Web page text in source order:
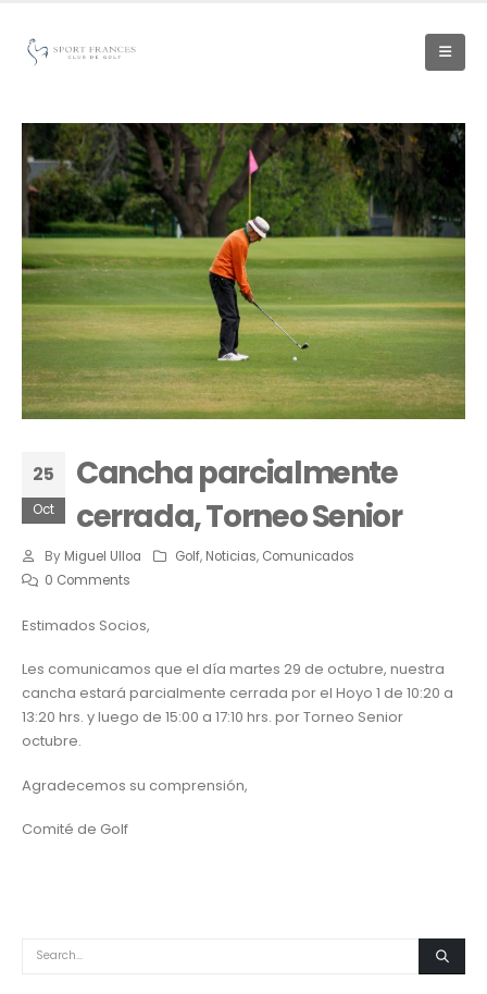
25
Oct
Cancha parcialmente
cerrada, Torneo Senior
By Miguel Ulloa Golf, Noticias, Comunicados
0 Comments
Estimados Socios,
Les comunicamos que el día martes 29 de octubre, nuestra
cancha estará parcialmente cerrada por el Hoyo 1 de 10:20 a
13:20 hrs. y luego de 15:00 a 17:10 hrs. por Torneo Senior
octubre.
Agradecemos su comprensión,
Comité de Golf